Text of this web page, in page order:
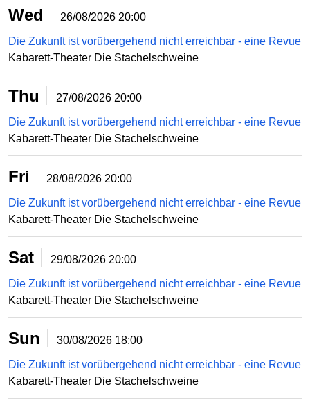
Wed 26/08/2026 20:00
Die Zukunft ist vorübergehend nicht erreichbar - eine Revue
Kabarett-Theater Die Stachelschweine
Thu 27/08/2026 20:00
Die Zukunft ist vorübergehend nicht erreichbar - eine Revue
Kabarett-Theater Die Stachelschweine
Fri 28/08/2026 20:00
Die Zukunft ist vorübergehend nicht erreichbar - eine Revue
Kabarett-Theater Die Stachelschweine
Sat 29/08/2026 20:00
Die Zukunft ist vorübergehend nicht erreichbar - eine Revue
Kabarett-Theater Die Stachelschweine
Sun 30/08/2026 18:00
Die Zukunft ist vorübergehend nicht erreichbar - eine Revue
Kabarett-Theater Die Stachelschweine